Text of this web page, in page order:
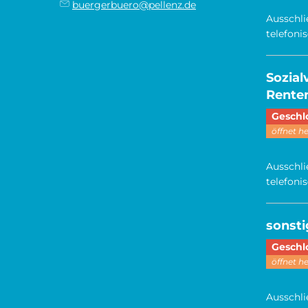
buergerbuero@pellenz.de
öffnet
öffnet